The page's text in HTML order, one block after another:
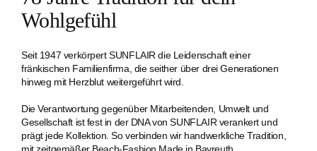
Wohlgefühl
Seit 1947 verkörpert SUNFLAIR die Leidenschaft einer
fränkischen Familien­firma, die seither über drei Generationen
hinweg mit Herzblut weitergeführt wird.
Die Verantwortung gegenüber Mitarbeitenden, Umwelt und
Gesellschaft ist fest in der DNA von SUNFLAIR verankert und
prägt jede Kollektion. So verbinden wir handwerkliche Tradition,